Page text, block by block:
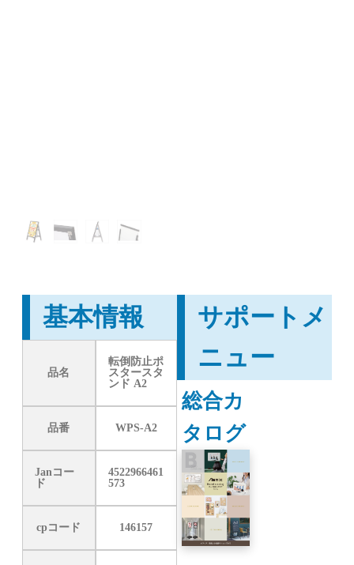
基本情報
品名
転倒防止ポ
スタースタ
ンド A2
品番 WPS-A2
Janコー
ド
4522966461
573
cpコード 146157
サポートメ
ニュー
総合カ
タログ